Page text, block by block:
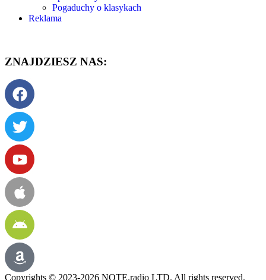
Pogaduchy o klasykach
Reklama
ZNAJDZIESZ NAS:
Copyrights © 2023-2026 NOTE.radio LTD. All rights reserved.